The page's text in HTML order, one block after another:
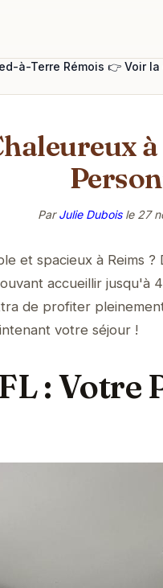
à-Terre Rémois 👉 Voir
ParJulie Duboisle 27
et spacieux à Reims
accueillir jusqu'à
de profiter
votre séjour !
: Votre